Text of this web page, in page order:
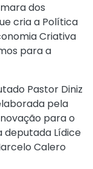
dos
cria a Política
Criativa
para a
Pastor Diniz
pela
para o
deputada Lídice
Calero